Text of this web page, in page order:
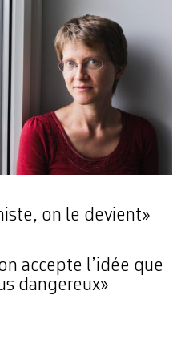
on le devient»
accepte l’idée que
dangereux»